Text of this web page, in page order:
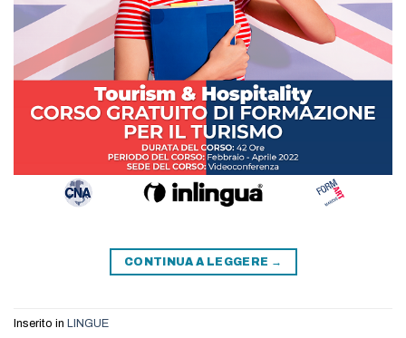
CONTINUA A LEGGERE →
Inserito in LINGUE